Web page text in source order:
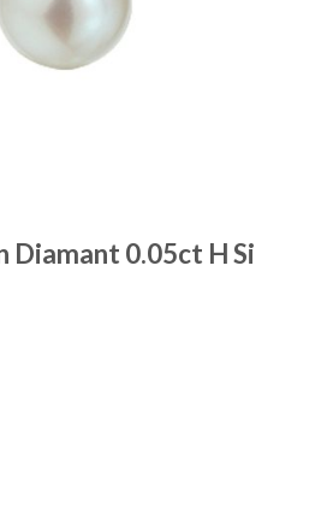
Diamant 0.05ct H Si